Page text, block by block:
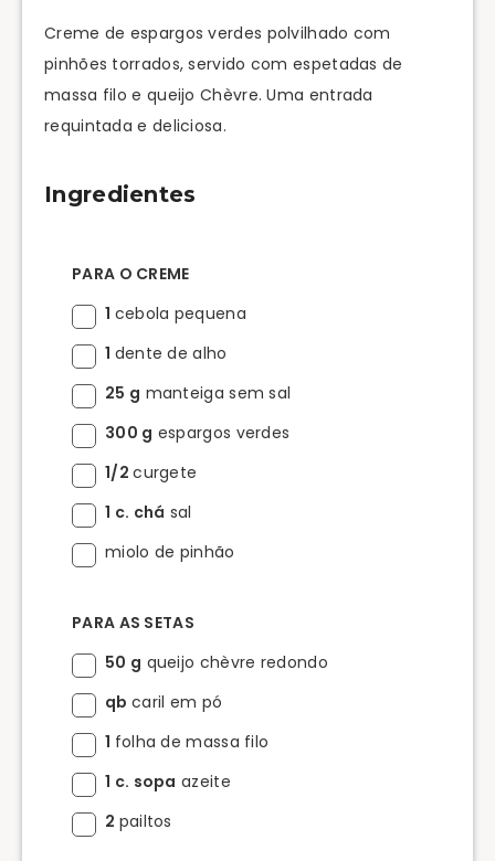
Creme de espargos verdes polvilhado com
pinhões torrados, servido com espetadas de
massa filo e queijo Chèvre. Uma entrada
requintada e deliciosa.
Ingredientes
PARA O CREME
1 cebola pequena
1 dente de alho
25 g manteiga sem sal
300 g espargos verdes
1/2curgete
1 c. chá sal
miolo de pinhão
PARA AS SETAS
50 g queijo chèvre redondo
qb caril em pó
1 folha de massa filo
1 c. sopa azeite
2 pailtos